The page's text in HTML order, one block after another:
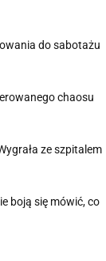
do sabotażu
chaosu
ze szpitalem
boją się mówić, co